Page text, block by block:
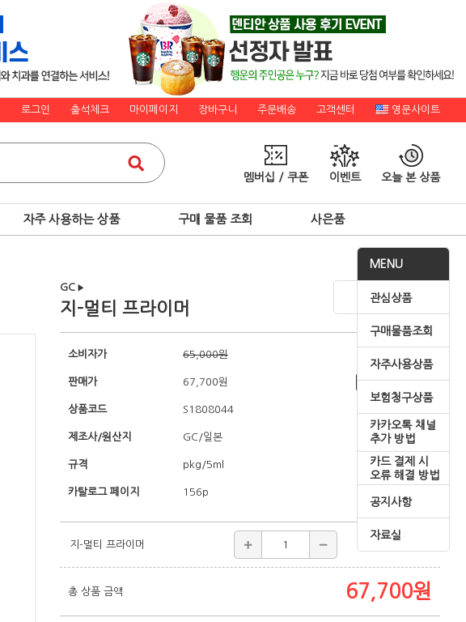
로그인 출석체크 마이페이지 장바구니 주문배송 고객센터 영문사이트
멤버십 / 쿠폰 이벤트 오늘 본 상품
자주 사용하는 상품 구매 물품 조회 사은품
MENU
관심상품
구매물품조회
자주사용상품
보험청구상품
카카오톡 채널
추가 방법
카드 결제 시
오류 해결 방법
공지사항
자료실
GC ▶
지-멀티 프라이머
소비자가 65,000원
판매가 67,700원 쇼핑혜택
상품코드 S1808044
제조사/원산지 GC /일본
규격 pkg/5ml
카탈로그 페이지 156p
지-멀티 프라이머
총 상품 금액 67,700원